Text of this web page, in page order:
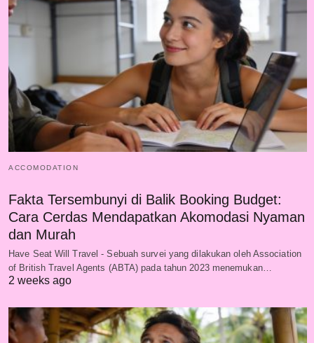
ACCOMODATION
Fakta Tersembunyi di Balik Booking Budget:
Cara Cerdas Mendapatkan Akomodasi Nyaman
dan Murah
Have Seat Will Travel - Sebuah survei yang dilakukan oleh Association
of British Travel Agents (ABTA) pada tahun 2023 menemukan…
2 weeks ago